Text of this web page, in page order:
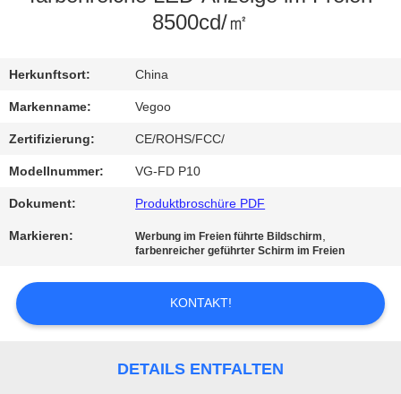
KONTAKT
MIT
UNS
NEUIGKEITEN
BITTE
UM
EIN
ANGEBOT
8500cd/㎡
Herkunftsort: China
Markenname: Vegoo
Zertifizierung: CE/ROHS/FCC/
Modellnummer: VG-FD P10
Dokument: Produktbroschüre PDF
Markieren: Werbung im Freien führte Bildschirm,
farbenreicher geführter Schirm im Freien
KONTAKT!
DETAILS ENTFALTEN